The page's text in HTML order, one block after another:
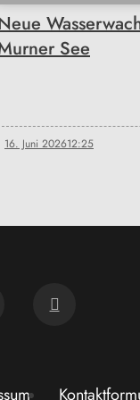
See
16. Juni 202612:25